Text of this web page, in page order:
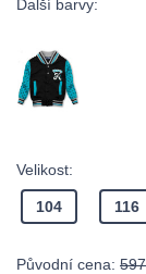
Ďalší barvy:
Velikost:
104 116
Původní cena: